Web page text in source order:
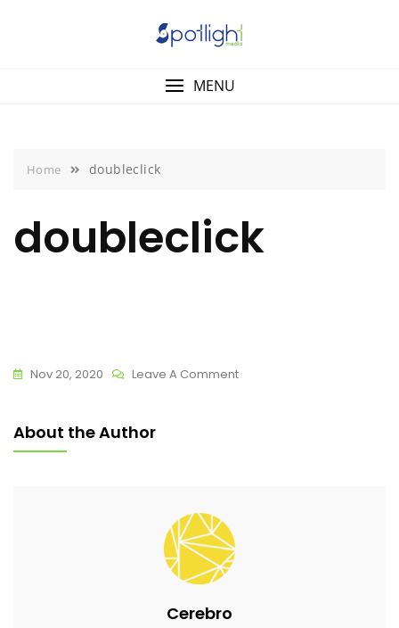
MENU
Home doubleclick
doubleclick
Nov 20, 2020 Leave A CommentOn
About the Author
Cerebro